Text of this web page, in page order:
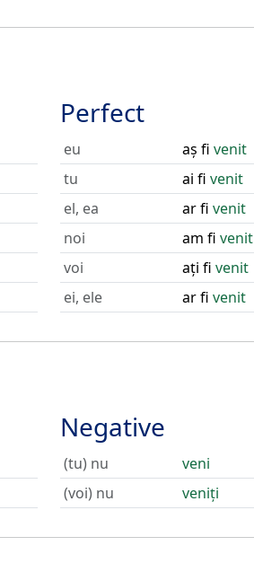
Perfect
eu aș fi venit
tu
ai fi venit
el, ea
ar fi venit
noi
am fi venit
voi
ați fi venit
ei, ele
ar fi venit
Negative
(tu) nu
veni
(voi) nu
veniți